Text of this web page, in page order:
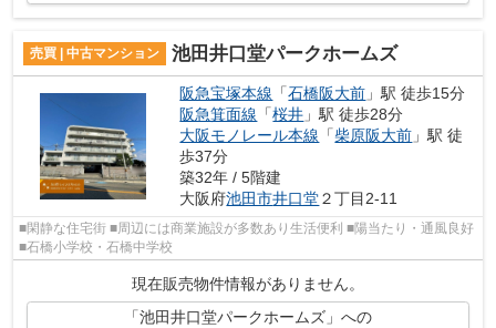
売買 | 中古マンション 池田井口堂パークホームズ
阪急宝塚本線 「石橋阪大前 」駅 徒歩15分
阪急箕面線 「桜井 」駅 徒歩28分
大阪モノレール本線 「柴原阪大前 」駅 徒
歩37分
築32年 / 5階建
大阪府池田市井口堂２丁目2-11
■閑静な住宅街 ■周辺には商業施設が多数あり生活便利 ■陽当たり・通風良好
■石橋小学校・石橋中学校
現在販売物件情報がありません。
「池田井口堂パークホームズ」への